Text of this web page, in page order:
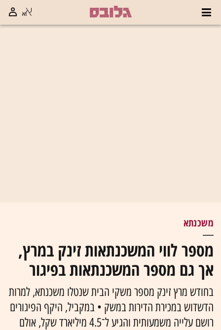
משכנתא
מספר לווי המשכנתאות זינק במרץ,
אך גם מספר המשכנתאות בפיגור
בחודש מרץ זינק מספר משקי הבית שנטלו משכנתא, למרות
הדשדוש במכירת הדירות במשק • במקביל, היקף הפיגורים
רושם עלייה משמעותית והגיע ל־4.5 מיליארד שקל, אולם